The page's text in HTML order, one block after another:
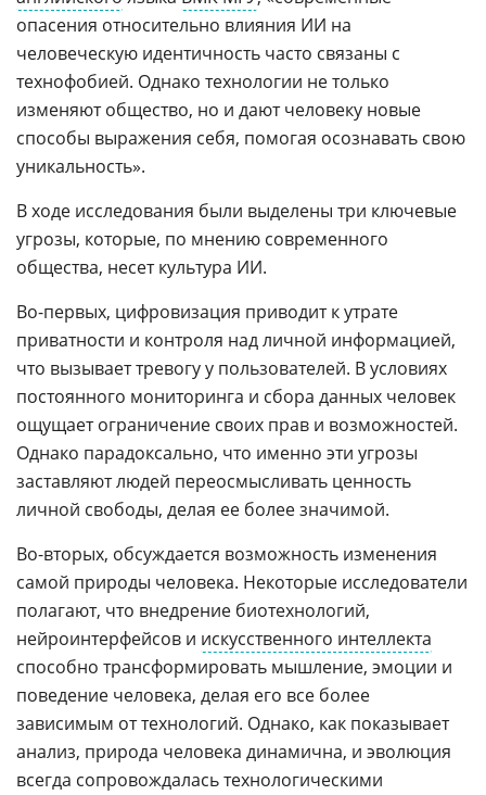
опасения относительно влияния ИИ на
человеческую идентичность часто связаны с
технофобией. Однако технологии не только
изменяют общество, но и дают человеку новые
способы выражения себя, помогая осознавать свою
уникальность».
В ходе исследования были выделены три ключевые
угрозы, которые, по мнению современного
общества, несет культура ИИ.
Во-первых, цифровизация приводит к утрате
приватности и контроля над личной информацией,
что вызывает тревогу у пользователей. В условиях
постоянного мониторинга и сбора данных человек
ощущает ограничение своих прав и возможностей.
Однако парадоксально, что именно эти угрозы
заставляют людей переосмысливать ценность
личной свободы, делая ее более значимой.
Во-вторых, обсуждается возможность изменения
самой природы человека. Некоторые исследователи
полагают, что внедрение биотехнологий,
нейроинтерфейсов и искусственного интеллекта
способно трансформировать мышление, эмоции и
поведение человека, делая его все более
зависимым от технологий. Однако, как показывает
анализ, природа человека динамична, и эволюция
всегда сопровождалась технологическими